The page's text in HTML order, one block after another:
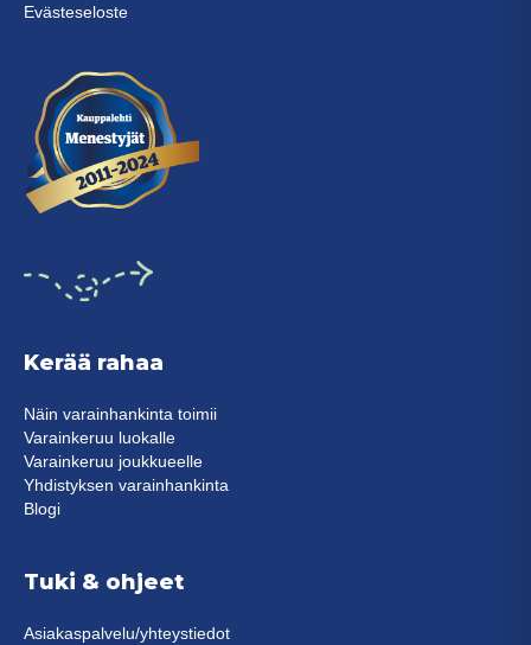
Evästeseloste
Kerää rahaa
Näin varainhankinta toimii
Varainkeruu luokalle
Varainkeruu joukkueelle
Yhdistyksen varainhankinta
Blogi
Tuki & ohjeet
Asiakaspalvelu/yhteystiedot